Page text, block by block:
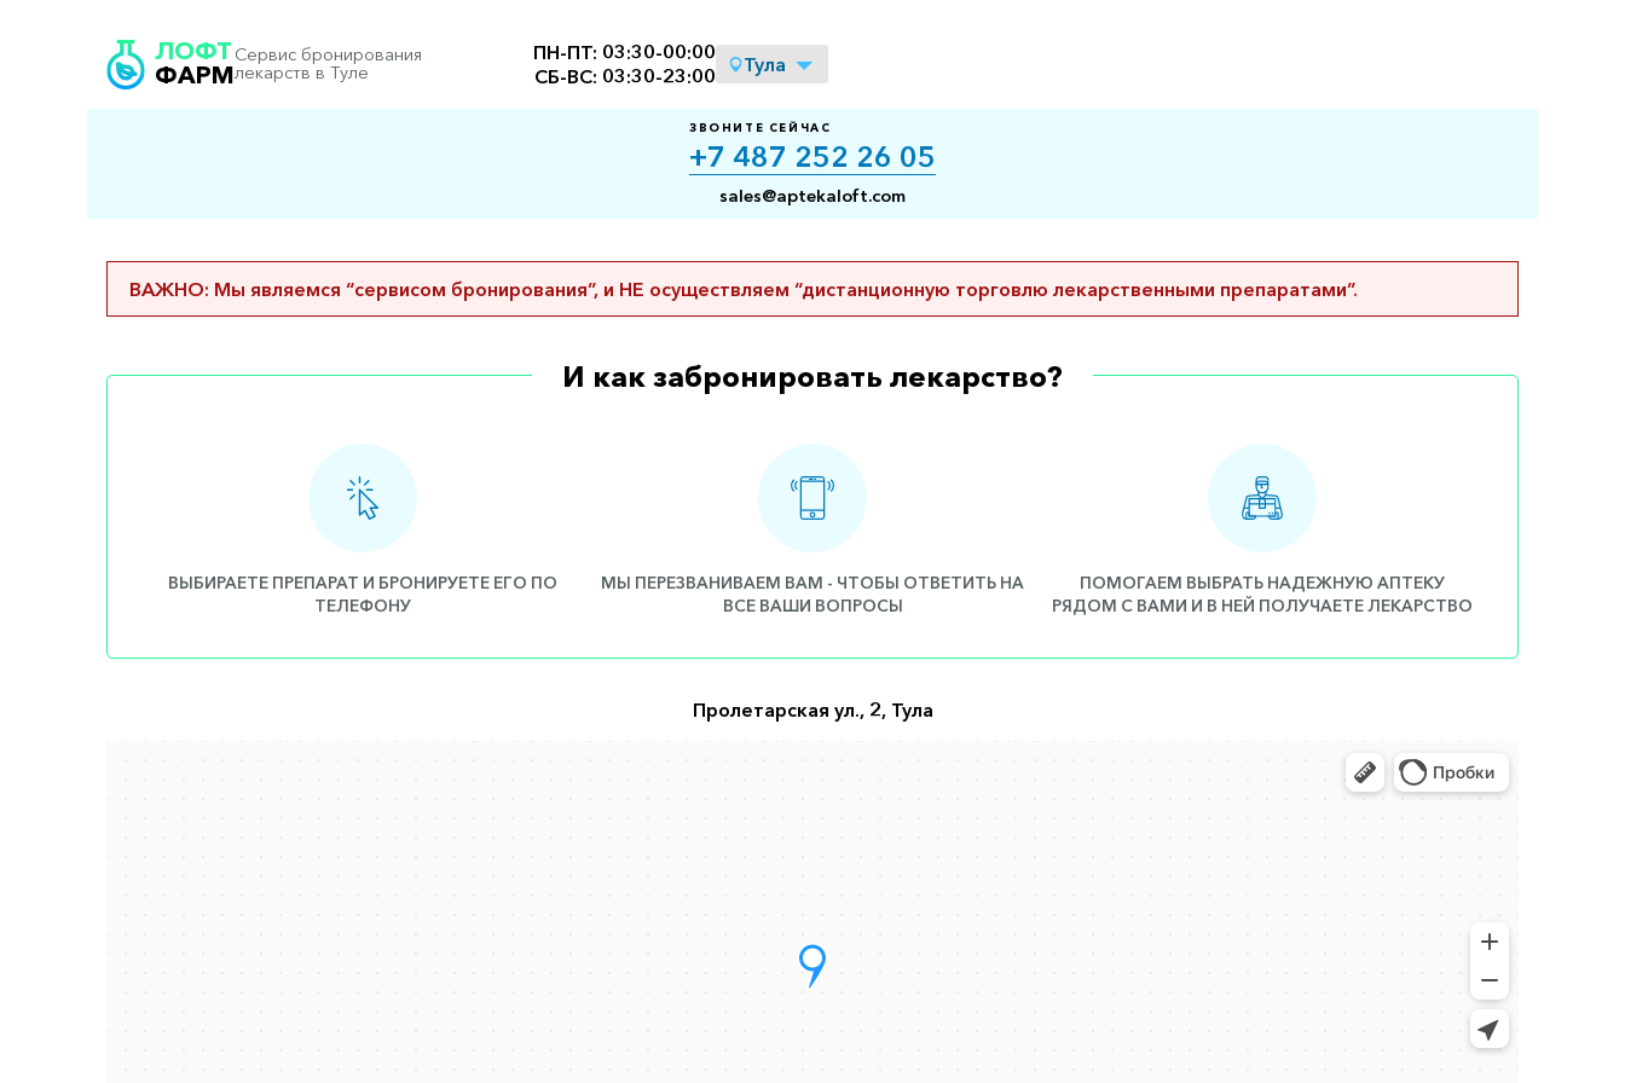
ЛОФТ
ФАРМ
Сервис бронирования
лекарств в Туле
ПН-ПТ: 03:30-00:00
СБ-ВС: 03:30-23:00 Тула
ЗВОНИТЕ СЕЙЧАС
+7 487 252 26 05
sales@aptekaloft.com
ВАЖНО: Мы являемся “сервисом бронирования”, и НЕ осуществляем “дистанционную торговлю лекарственными препаратами”.
И как забронировать лекарство?
ВЫБИРАЕТЕ ПРЕПАРАТ И БРОНИРУЕТЕ ЕГО ПО
ТЕЛЕФОНУ
МЫ ПЕРЕЗВАНИВАЕМ ВАМ - ЧТОБЫ ОТВЕТИТЬ НА
ВСЕ ВАШИ ВОПРОСЫ
ПОМОГАЕМ ВЫБРАТЬ НАДЕЖНУЮ АПТЕКУ
РЯДОМ С ВАМИ И В НЕЙ ПОЛУЧАЕТЕ ЛЕКАРСТВО
Пролетарская ул., 2, Тула